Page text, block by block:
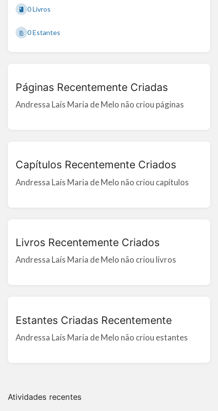
Atividades recentes
0 Livros
0 Estantes
Páginas Recentemente Criadas
Andressa Laís Maria de Melo não criou páginas
Capítulos Recentemente Criados
Andressa Laís Maria de Melo não criou capítulos
Livros Recentemente Criados
Andressa Laís Maria de Melo não criou livros
Estantes Criadas Recentemente
Andressa Laís Maria de Melo não criou estantes